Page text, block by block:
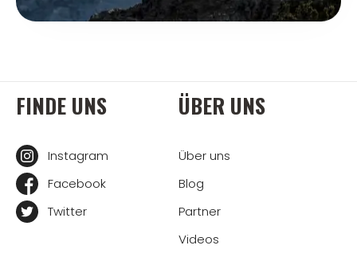
FINDE UNS
Instagram
Facebook
Twitter
ÜBER UNS
Über uns
Blog
Partner
Videos